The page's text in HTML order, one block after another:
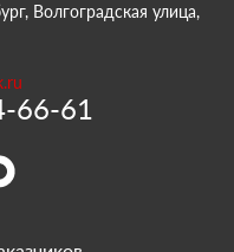
Волгоградская улица,
66-61